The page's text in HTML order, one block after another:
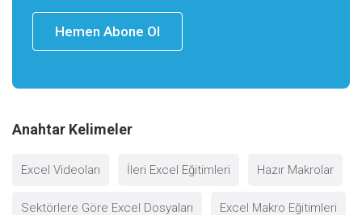
Hemen Abone Ol
Anahtar Kelimeler
Excel Videoları İleri Excel Eğitimleri Hazır Makrolar
Sektörlere Göre Excel Dosyaları Excel Makro Eğitimleri